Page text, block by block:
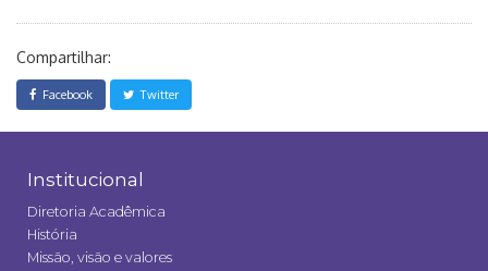
Compartilhar:
Facebook Twitter
Institucional
Diretoria Acadêmica
História
Missão, visão e valores